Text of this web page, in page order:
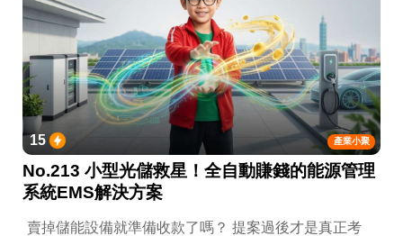
產業小聚
15
No.213 小型光儲救星！全自動賺錢的能源管理
系統EMS解決方案
賣掉儲能設備就準備收款了嗎？ 提案過後才是真正考